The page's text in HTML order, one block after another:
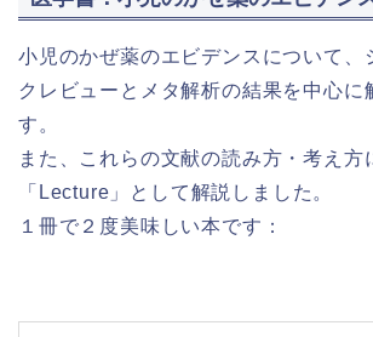
小児のかぜ薬のエビデンスについて、
クレビューとメタ解析の結果を中心に
す。
また、これらの文献の読み方・考え方
「Lecture」として解説しました。
１冊で２度美味しい本です：